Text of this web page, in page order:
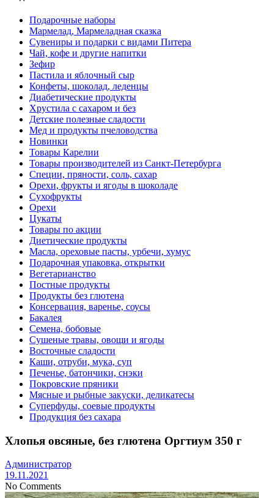
Подарочные наборы
Мармелад, Мармеладная сказка
Сувениры и подарки с видами Питера
Чай, кофе и другие напитки
Зефир
Пастила и яблочный сыр
Конфеты, шоколад, леденцы
Диабетические продукты
Хрустила с сахаром и без
Детские полезные сладости
Мед и продукты пчеловодства
Новинки
Товары Карелии
Товары производителей из Санкт-Петербурга
Специи, пряности, соль, сахар
Орехи, фрукты и ягоды в шоколаде
Сухофрукты
Орехи
Цукаты
Товары по акции
Диетические продукты
Масла, ореховые пасты, урбечи, хумус
Подарочная упаковка, открытки
Вегетарианство
Постные продукты
Продукты без глютена
Консервация, варенье, соусы
Бакалея
Семена, бобовые
Сушеные травы, овощи и ягоды
Восточные сладости
Каши, отруби, мука, суп
Печенье, батончики, снэки
Покровские пряники
Мясные и рыбные закуски, деликатесы
Суперфуды, соевые продукты
Продукция без сахара
Хлопья овсяные, без глютена Оргтиум 350 г
Администратор
19.11.2021
No Comments